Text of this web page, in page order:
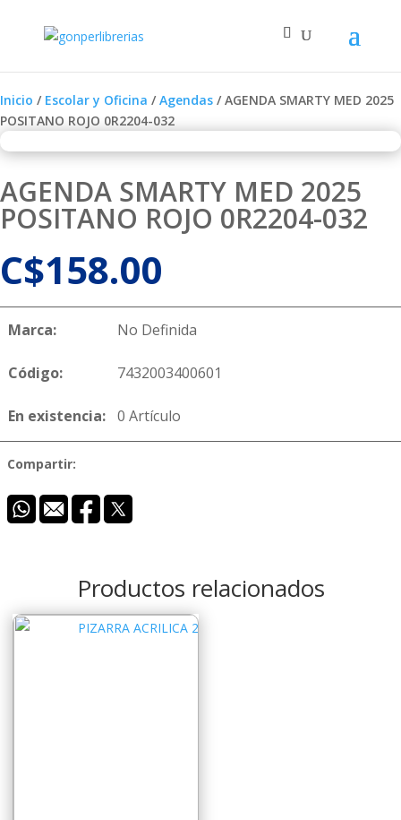
Inicio / Escolar y Oficina /Agendas / AGENDA SMARTY MED 2025
POSITANO ROJO 0R2204-032
AGENDA SMARTY MED 2025
POSITANO ROJO 0R2204-032
C$158.00
Marca: No Definida
Código: 7432003400601
En existencia: 0 Artículo
Compartir:
Productos relacionados